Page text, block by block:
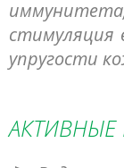
стимуляция
упругости